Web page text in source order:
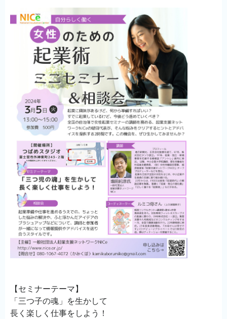
【セミナーテーマ】
「三つ子の魂」を生かして
長く楽しく仕事をしよう！